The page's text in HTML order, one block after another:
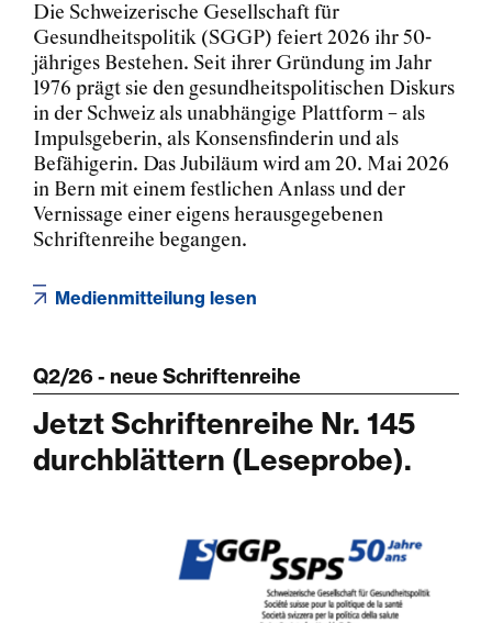
Die Schweizerische Gesellschaft für
Gesundheitspolitik (SGGP) feiert 2026 ihr 50-
jähriges Bestehen. Seit ihrer Gründung im Jahr
1976 prägt sie den gesundheitspolitischen Diskurs
in der Schweiz als unabhängige Plattform – als
Impulsgeberin, als Konsensfinderin und als
Befähigerin. Das Jubiläum wird am 20. Mai 2026
in Bern mit einem festlichen Anlass und der
Vernissage einer eigens herausgegebenen
Schriftenreihe begangen.
Medienmitteilung lesen
Q2/26 - neue Schriftenreihe
Jetzt Schriftenreihe Nr. 145
durchblättern (Leseprobe).